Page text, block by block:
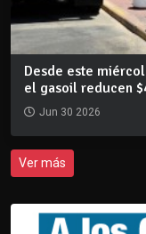
Desde este
el gasoil reducen
Jun 30 2026
Ver más